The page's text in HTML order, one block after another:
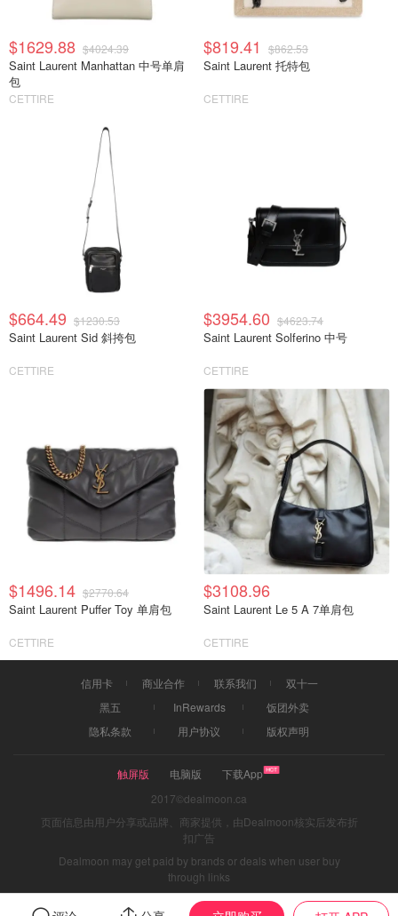
$1629.88 $4024.39
Saint Laurent Manhattan 中号单肩
包
CETTIRE
$819.41 $862.53
Saint Laurent 托特包
CETTIRE
$664.49 $1230.53
Saint Laurent Sid 斜挎包
CETTIRE
$3954.60 $4623.74
Saint Laurent Solferino 中号
CETTIRE
$1496.14 $2770.64
Saint Laurent Puffer Toy 单肩包
CETTIRE
$3108.96
Saint Laurent Le 5 A 7单肩包
CETTIRE
信用卡 商业合作 联系我们
双十一
黑五
InRewards
饭团外卖
隐私条款
用户协议 版权声明
触屏版 电脑版
下载App
2017©dealmoon.ca
页面信息由用户分享或品牌、商家提供，由Dealmoon核实后发布折
扣广告
Dealmoon may get paid by brands or deals when user buy
through links